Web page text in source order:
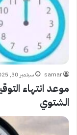
samar سبتمبر 30, 2025
موعد انتهاء
الشتوي